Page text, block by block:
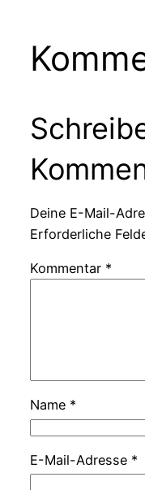
Deine E-Mail-
Erforderliche
Kommentar *
Name *
E-Mail-Adresse *